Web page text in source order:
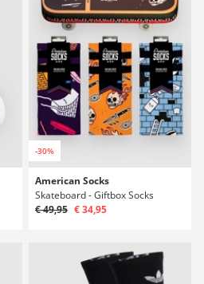
-30%
American Socks
Skateboard - Giftbox Socks
€ 49,95 € 34,95